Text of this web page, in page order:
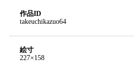
作品ID
takeuchikazuo64
絵寸
227×158